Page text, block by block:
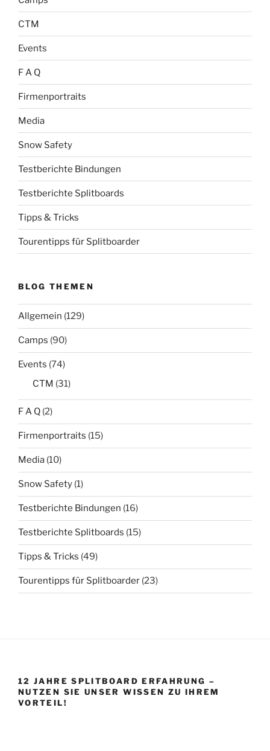
CTM
Events
F A Q
Firmenportraits
Media
Snow Safety
Testberichte Bindungen
Testberichte Splitboards
Tipps & Tricks
Tourentipps für Splitboarder
BLOG THEMEN
Allgemein (129)
Camps (90)
Events (74)
CTM (31)
F A Q (2)
Firmenportraits (15)
Media (10)
Snow Safety (1)
Testberichte Bindungen (16)
Testberichte Splitboards (15)
Tipps & Tricks (49)
Tourentipps für Splitboarder (23)
12 JAHRE SPLITBOARD ERFAHRUNG –
NUTZEN SIE UNSER WISSEN ZU IHREM
VORTEIL!